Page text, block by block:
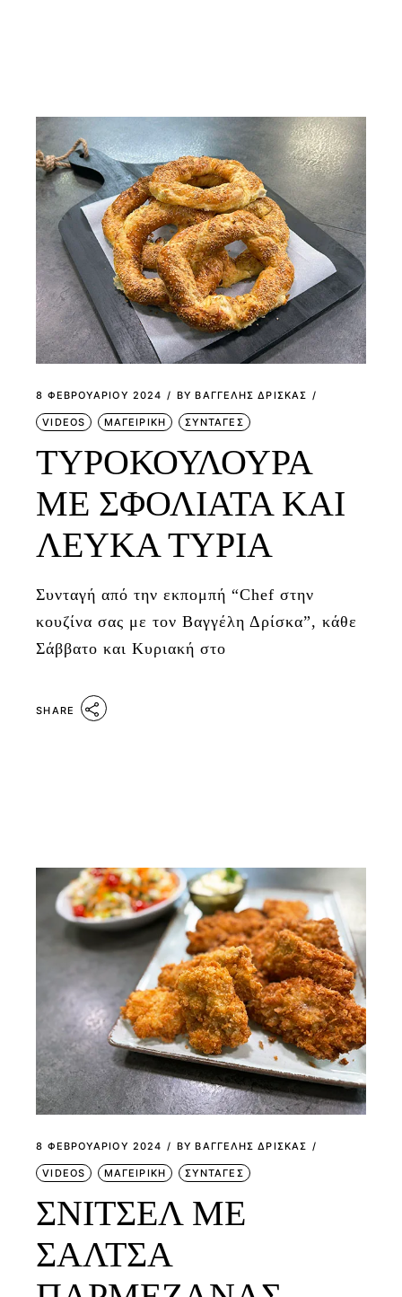
8 ΦΕΒΡΟΥΑΡΊΟΥ 2024 BY ΒΑΓΓΕΛΗΣ ΔΡΙΣΚΑΣ
VIDEOS ΜΑΓΕΙΡΙΚΗ ΣΥΝΤΑΓΕΣ
ΤΥΡΟΚΟΥΛΟΥΡΑ
ΜΕ ΣΦΟΛΙΑΤΑ ΚΑΙ
ΛΕΥΚΑ ΤΥΡΙΑ
Συνταγή από την εκπομπή “Chef στην
κουζίνα σας με τον Βαγγέλη Δρίσκα”, κάθε
Σάββατο και Κυριακή στο
SHARE
8 ΦΕΒΡΟΥΑΡΊΟΥ 2024 BY ΒΑΓΓΕΛΗΣ ΔΡΙΣΚΑΣ
VIDEOS ΜΑΓΕΙΡΙΚΗ ΣΥΝΤΑΓΕΣ
ΣΝΙΤΣΕΛ ΜΕ
ΣΑΛΤΣΑ